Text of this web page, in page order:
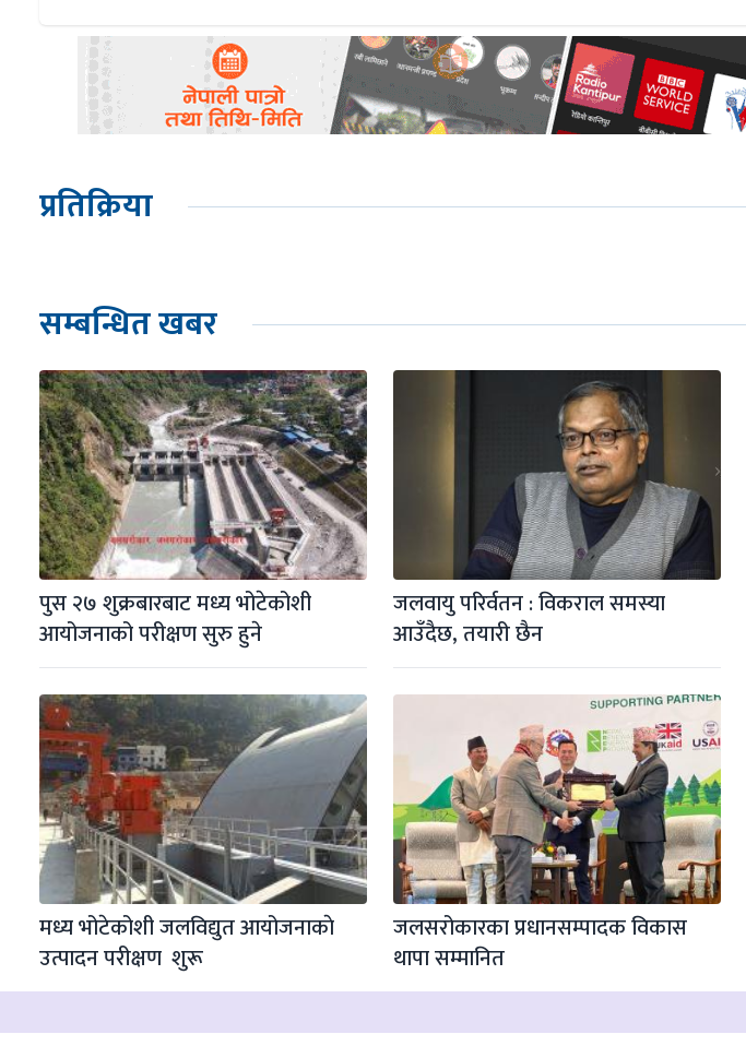
प्रतिक्रिया
सम्बन्धित खबर
पुस २७ शुक्रबारबाट मध्य भोटेकोशी
आयोजनाको परीक्षण सुरु हुने
जलवायु परिर्वतन : विकराल समस्या
आउँदैछ, तयारी छैन
मध्य भोटेकोशी जलविद्युत आयोजनाकाे
उत्पादन परीक्षण  शुरू
जलसरोकारका प्रधानसम्पादक विकास
थापा सम्मानित